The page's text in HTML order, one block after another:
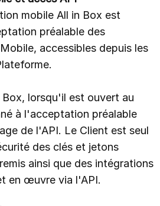
mobile All in Box est
préalable des
accessibles depuis les
lorsqu'il est ouvert au
à l'acceptation préalable
de l'API. Le Client est seul
des clés et jetons
ainsi que des intégrations
en œuvre via l'API.